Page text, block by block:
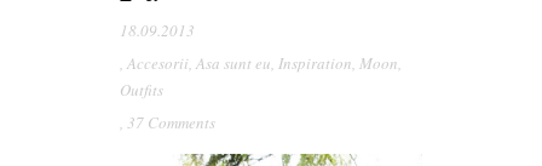
18.09.2013
, Accesorii, Asa sunt eu, Inspiration, Moon,
Outfits
, 37 Comments